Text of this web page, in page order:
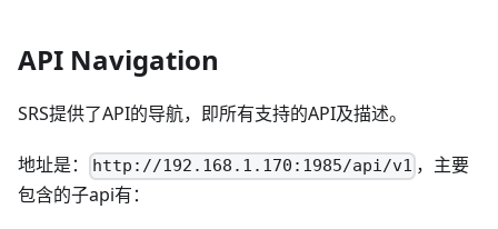
API Navigation
SRS提供了API的导航，即所有支持的API及描述。
地址是： http://192.168.1.170:1985/api/v1 ，主要
包含的子api有：